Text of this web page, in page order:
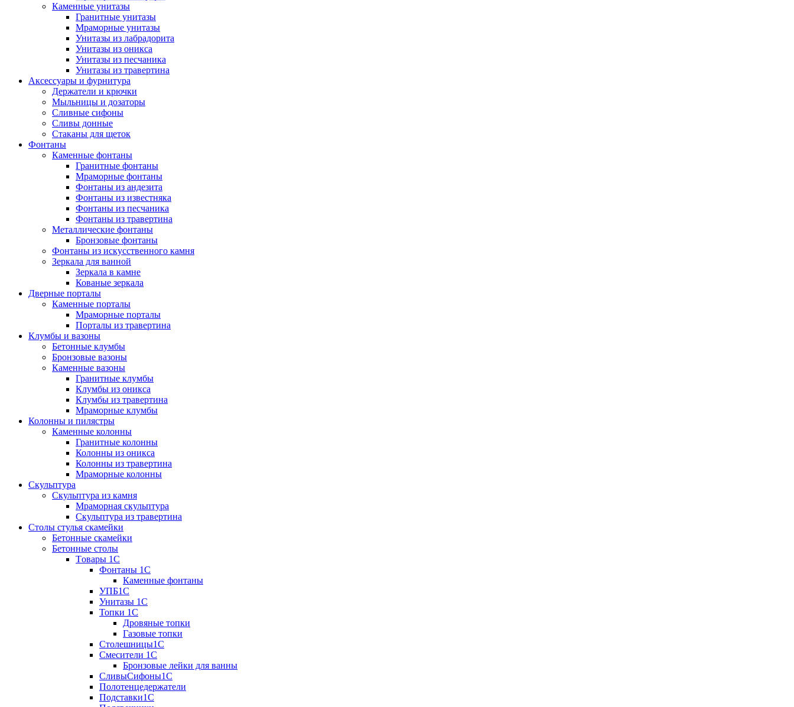
Каменные унитазы
Гранитные унитазы
Мраморные унитазы
Унитазы из лабрадорита
Унитазы из оникса
Унитазы из песчаника
Унитазы из травертина
Аксессуары и фурнитура
Держатели и крючки
Мыльницы и дозаторы
Сливные сифоны
Сливы донные
Стаканы для щеток
Фонтаны
Каменные фонтаны
Гранитные фонтаны
Мраморные фонтаны
Фонтаны из андезита
Фонтаны из известняка
Фонтаны из песчаника
Фонтаны из травертина
Металлические фонтаны
Бронзовые фонтаны
Фонтаны из искусственного камня
Зеркала для ванной
Зеркала в камне
Кованые зеркала
Дверные порталы
Каменные порталы
Мраморные порталы
Порталы из травертина
Клумбы и вазоны
Бетонные клумбы
Бронзовые вазоны
Каменные вазоны
Гранитные клумбы
Клумбы из оникса
Клумбы из травертина
Мраморные клумбы
Колонны и пилястры
Каменные колонны
Гранитные колонны
Колонны из оникса
Колонны из травертина
Мраморные колонны
Скульптура
Скульптура из камня
Мраморная скульптура
Скульптура из травертина
Столы стулья скамейки
Бетонные скамейки
Бетонные столы
Tовары 1C
Фонтаны 1C
Каменные фонтаны
УПБ1С
Унитазы 1С
Топки 1С
Дровяные топки
Газовые топки
Столешницы1С
Смесители 1С
Бронзовые лейки для ванны
СливыСифоны1С
Полотенцедержатели
Подставки1С